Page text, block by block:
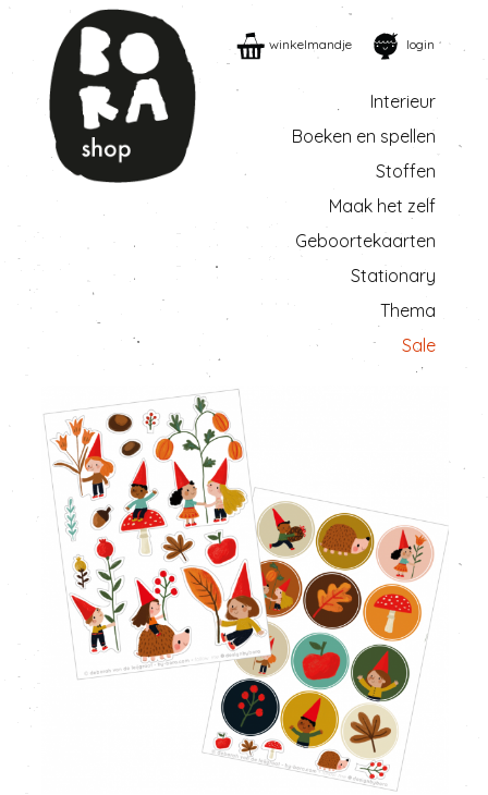
winkelmandje login
Interieur
Boeken en spellen
Stoffen
Maak het zelf
Geboortekaarten
Stationary
Thema
Sale